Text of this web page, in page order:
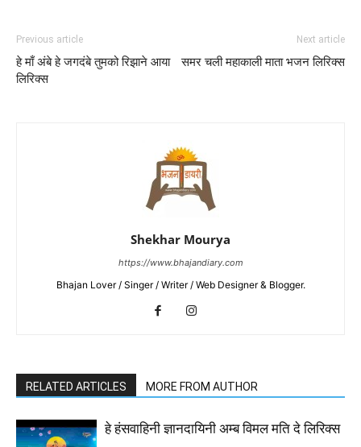
Previous article
हे माँ अंबे हे जगदंबे तुमको रिझाने आया
लिरिक्स
Next article
समर चली महाकाली माता भजन लिरिक्स
Shekhar Mourya
https://www.bhajandiary.com
Bhajan Lover / Singer / Writer / Web Designer & Blogger.
RELATED ARTICLES MORE FROM AUTHOR
हे हंसवाहिनी ज्ञानदायिनी अम्ब विमल मति दे लिरिक्स